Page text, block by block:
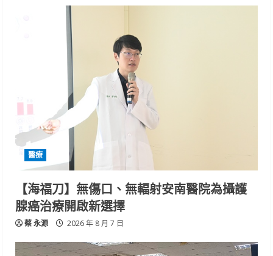
醫療
【海福刀】無傷口、無輻射安南醫院為攝護
腺癌治療開啟新選擇
蔡 永源 2026 年 8 月 7 日